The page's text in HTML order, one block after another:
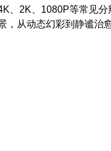
、2K、1080P等常见
，从动态幻彩到静谧治